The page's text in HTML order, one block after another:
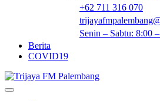
+62 711 316 070
Senin – Sabtu: 8:00
Berita
COVID19